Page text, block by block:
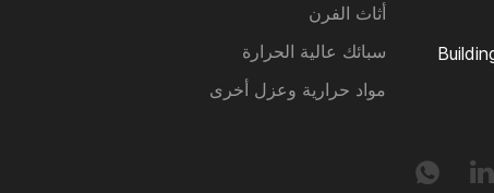
1003,
أثاث الفرن
سبائك عالية الحرارة
مواد حرارية وعزل أخرى